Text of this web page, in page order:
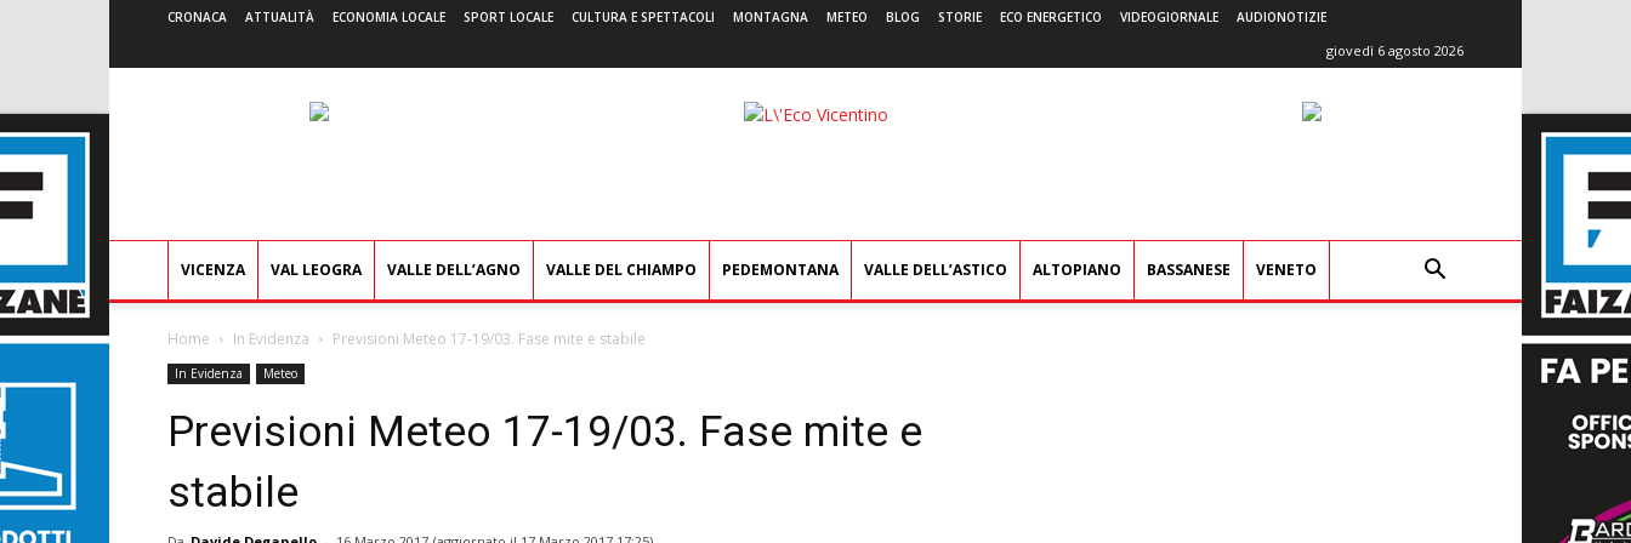
CRONACA ATTUALITÀ ECONOMIA LOCALE SPORT LOCALE CULTURA E SPETTACOLI MONTAGNA METEO BLOG STORIE ECO ENERGETICO VIDEOGIORNALE AUDIONOTIZIE
giovedì 6 agosto 2026
L'Eco
VICENZA VAL LEOGRA VALLE DELL’AGNO VALLE DEL CHIAMPO PEDEMONTANA VALLE DELL’ASTICO ALTOPIANO BASSANESE VENETO
Home In Evidenza Previsioni Meteo 17-19/03. Fase mite e stabile
In Evidenza Meteo
Previsioni Meteo 17-19/03. Fase mite e
stabile